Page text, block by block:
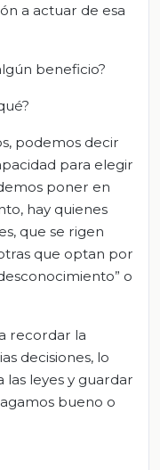
a actuar de esa
beneficio?
podemos decir
para elegir
poner en
hay quienes
que se rigen
que optan por
o
recordar la
decisiones, lo
leyes y guardar
bueno o